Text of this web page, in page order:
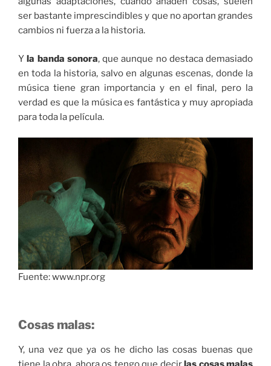
ser bastante imprescindibles y que no aportan grandes
cambios ni fuerza a la historia.
Yla banda sonora, que aunque no destaca demasiado
en toda la historia, salvo en algunas escenas, donde la
música tiene gran importancia y en el final, pero la
verdad es que la música es fantástica y muy apropiada
para toda la película.
Fuente: www.npr.org
Cosas malas:
Y, una vez que ya os he dicho las cosas buenas que